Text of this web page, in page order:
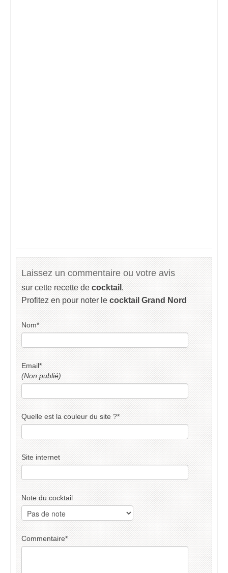
Laissez un commentaire ou votre avis
sur cette recette de cocktail .
Profitez en pour noter le cocktail Grand Nord
Nom*
Email*
(Non publié)
Quelle est la couleur du site ?*
Site internet
Note du cocktail
Commentaire*